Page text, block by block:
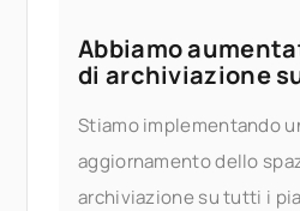
Abbiamo
di archiviazione
Stiamo implementando
aggiornamento dello
archiviazione su tutti i